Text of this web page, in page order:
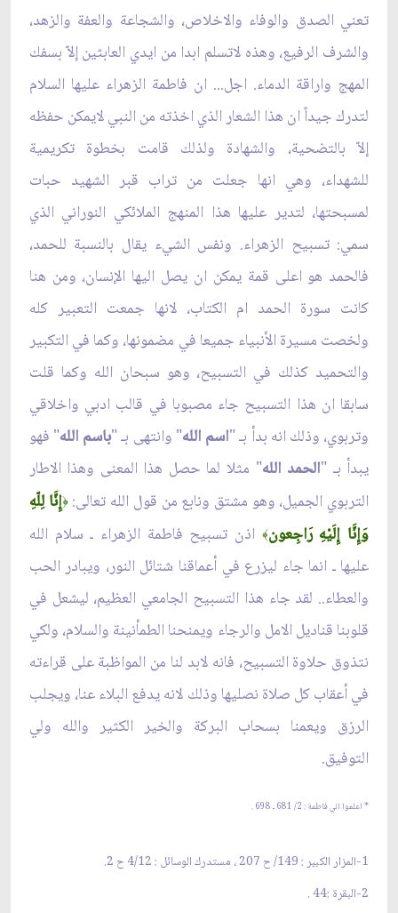
تعني الصدق والوفاء والاخلاص، والشجاعة والعفة والزهد،
والشرف الرفيع، وهذه لاتسلم ابدا من ايدي العابثين إلاّ بسفك
المهج واراقة الدماء. اجل... ان فاطمة الزهراء عليها السلام
لتدرك جيداً ان هذا الشعار الذي اخذته من النبي لايمكن حفظه
إلاّ بالتضحية، والشهادة ولذلك قامت بخطوة تكريمية
للشهداء، وهي انها جعلت من تراب قبر الشهيد حبات
لمسبحتها، لتدير عليها هذا المنهج الملائكي النوراني الذي
سمي: تسبيح الزهراء. ونفس الشيء يقال بالنسبة للحمد،
فالحمد هو اعلى قمة يمكن ان يصل اليها الإنسان، ومن هنا
كانت سورة الحمد ام الكتاب، لانها جمعت التعبير كله
ولخصت مسيرة الأنبياء جميعا في مضمونها، وكما في التكبير
والتحميد كذلك في التسبيح، وهو سبحان الله وكما قلت
سابقا ان هذا التسبيح جاء مصبوبا في قالب ادبي واخلاقي
وتربوي، وذلك انه بدأ بـ "اسم الله" وانتهى بـ "باسم الله" فهو
يبدأ بـ "الحمد الله" مثلا لما حصل هذا المعنى وهذا الاطار
التربوي الجميل، وهو مشتق ونابع من قول الله تعالى:﴿إِنَّا لِلّهِ
وَإِنَّا إِلَيْهِ رَاجِعون﴾ اذن تسبيح فاطمة الزهراء ـ سلام الله
عليها ـ انما جاء ليزرع في أعماقنا شتائل النور، ويبادر الحب
والعطاء.. لقد جاء هذا التسبيح الجامعي العظيم، ليشعل في
قلوبنا قناديل الامل والرجاء ويمنحنا الطمأنينة والسلام، ولكي
نتذوق حلاوة التسبيح، فانه لابد لنا من المواظبة على قراءته
في أعقاب كل صلاة نصليها وذلك لانه يدفع البلاء عنا، ويجلب
الرزق ويعمنا بسحاب البركة والخير الكثير والله ولي
التوفيق.
* اعلموا اني فاطمة : 2/ 681 ـ 698 .
1-المزار الكبير : 149/ ح 207 ، مستدرك الوسائل : 4/12 ح 2.
2-البقرة :44 .